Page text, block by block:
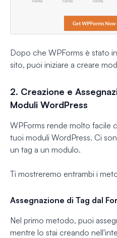
Dopo che WPForms è stato
sito, puoi iniziare a creare
2. Creazione e
Moduli WordPress
WPForms rende molto facile
tuoi moduli WordPress. Ci
un tag a un modulo.
Ti mostreremo entrambi i
Assegnazione di Tag dal
Nel primo metodo, puoi
mentre lo stai creando